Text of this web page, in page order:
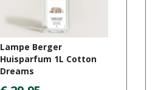
Lampe Berger
Huisparfum 1L Cotton
Dreams